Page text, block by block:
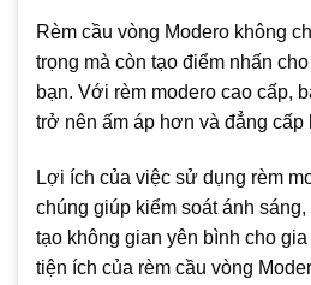
Rèm cầu vòng Modero không
trọng mà còn tạo điểm nhấn
bạn. Với rèm modero cao cấp,
trở nên ấm áp hơn và đẳng
Lợi ích của việc sử dụng rèm
chúng giúp kiểm soát ánh
tạo không gian yên bình cho
tiện ích của rèm cầu vòng